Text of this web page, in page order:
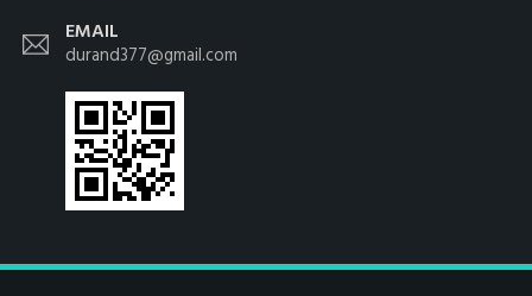
EMAIL
durand377@gmail.com